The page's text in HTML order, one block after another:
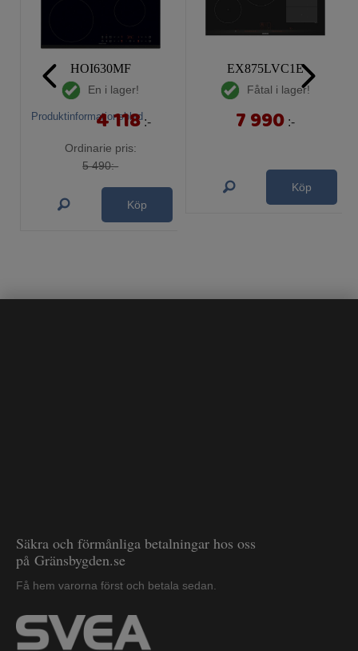
HOI630MF
En i lager!
Produktinformationsblad
4 118 :-
Ordinarie pris:
5 490:-
Köp
EX875LVC1E
Fåtal i lager!
7 990 :-
Köp
Säkra och förmånliga betalningar hos oss
på Gränsbygden.se
Få hem varorna först och betala sedan.